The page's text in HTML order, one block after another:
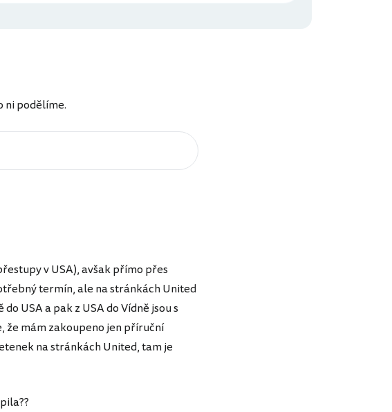
ni podělíme.
v USA), avšak přímo přes
termín, ale na stránkách United
USA a pak z USA do Vídně jsou s
že mám zakoupeno jen příruční
na stránkách United, tam je